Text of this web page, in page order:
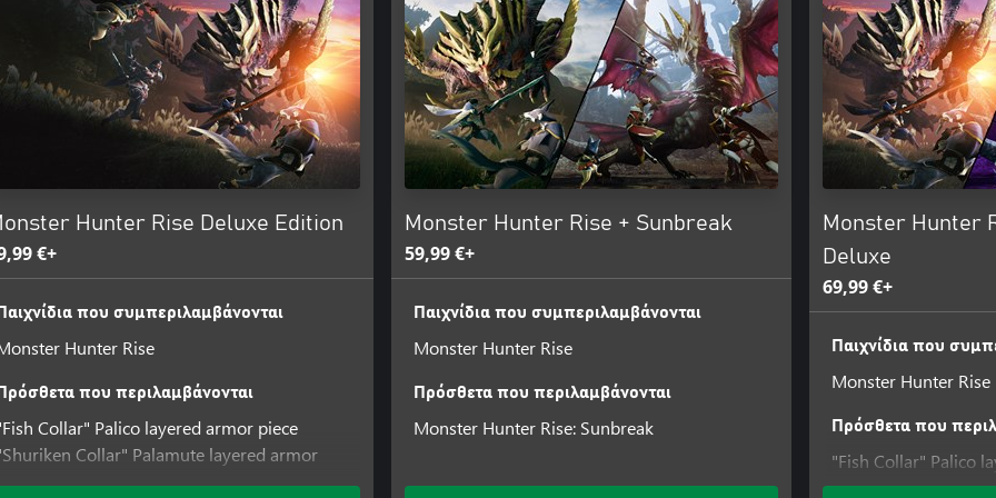
to face this trial.
they shoot out can be used
attacks unique to each of
Monster Hunter adventures are
damage to your targets!
type! Prepare for monster
check your previous purchases
Hunter Rise Deluxe Edition
€+
Παιχνίδια που συμπεριλαμβάνονται
Hunter Rise
Πρόσθετα που περιλαμβάνονται
Collar" Palico layered armor piece
Collar" Palamute layered armor
Monster Hunter Rise + Sunbreak
59,99 €+
Παιχνίδια που συμπεριλαμβάνονται
Monster Hunter Rise
Πρόσθετα που περιλαμβάνονται
Monster Hunter Rise: Sunbreak
Monster Hunter
Deluxe
69,99 €+
Παιχνίδια που
Monster Hunter Rise
Πρόσθετα που
"Fish Collar" Palico
"Shuriken Collar"